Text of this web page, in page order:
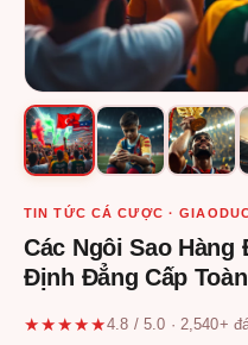
TIN TỨC CÁ CƯỢC ·
Các Ngôi Sao Hàng
Định Đẳng Cấp
★★★★★4.8 / 5.0 · 2,540+